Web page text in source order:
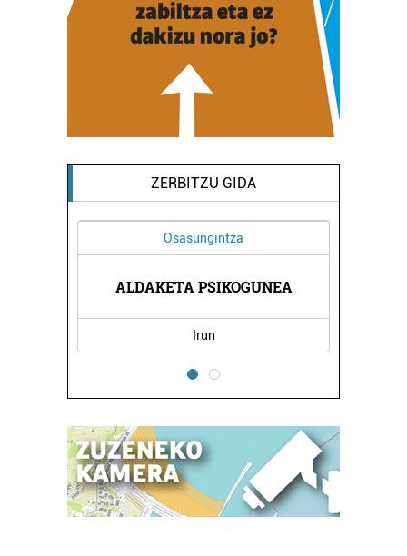
ZERBITZU GIDA
Osasungintza
ALDAKETA PSIKOGUNEA
Irun